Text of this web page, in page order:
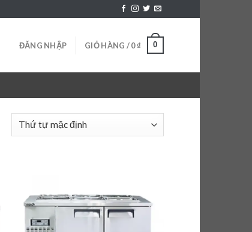
ĐĂNG NHẬP GIỎ HÀNG /0₫ 0
Add to
wishlist